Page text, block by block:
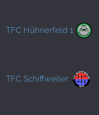
TFC Hühnerfeld 1
TFC Schiffweiler